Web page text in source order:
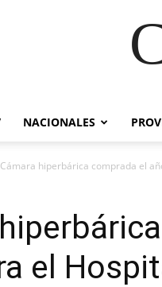
NACIONALES
Cámara hiperbárica comprada el
el